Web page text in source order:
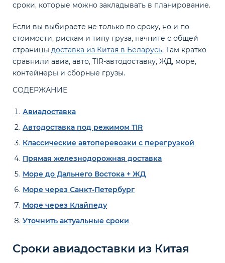
сроки, которые можно закладывать в планирование.
Если вы выбираете не только по сроку, но и по
стоимости, рискам и типу груза, начните с общей
страницы доставка из Китая в Беларусь. Там кратко
сравнили авиа, авто, TIR-автодоставку, ЖД, море,
контейнеры и сборные грузы.
СОДЕРЖАНИЕ
Авиадоставка
Автодоставка под режимом TIR
Классические автоперевозки с перегрузкой
Прямая железнодорожная доставка
Море до Дальнего Востока + ЖД
Море через Санкт-Петербург
Море через Клайпеду
Уточнить актуальные сроки
Сроки авиадоставки из Китая